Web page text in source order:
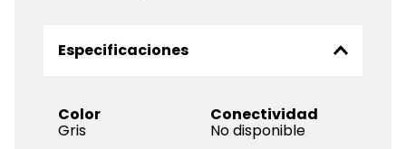
Especificaciones
Color
Gris
Conectividad
No disponible